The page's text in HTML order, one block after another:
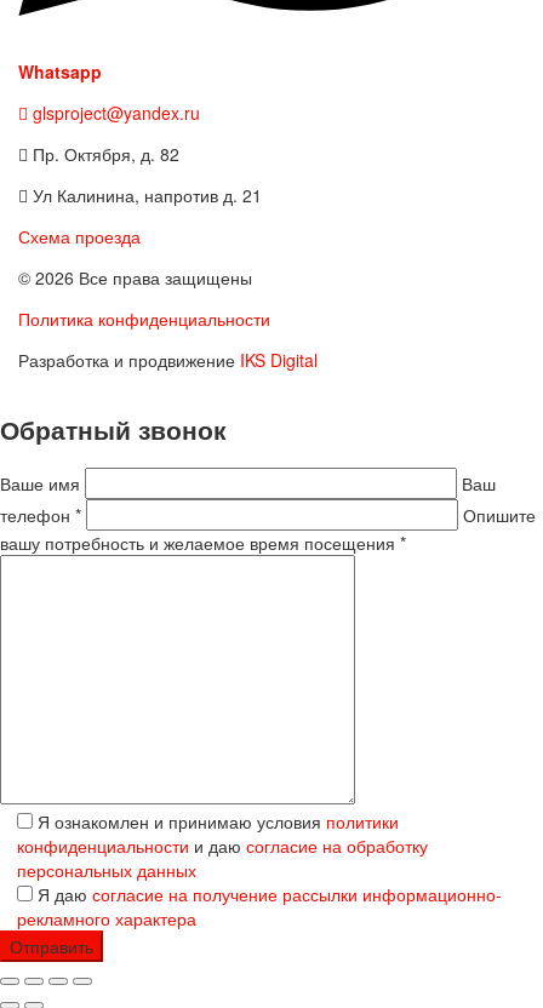
Whatsapp
glsproject@yandex.ru
Пр. Октября, д. 82
Ул Калинина, напротив д. 21
Схема проезда
© 2026 Все права защищены
Политика конфиденциальности
Разработка и продвижение IKS Digital
Обратный звонок
Ваше имя
Ваш
телефон *
Опишите
вашу потребность и желаемое время посещения *
Я ознакомлен и принимаю условия политики
конфиденциальности и даю согласие на обработку
персональных данных
Я даю согласие на получение рассылки информационно-
рекламного характера